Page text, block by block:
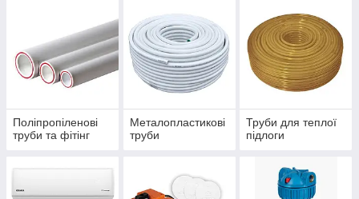
Поліпропіленові
труби та фітінг
Металопластикові
труби
Труби для теплої
підлоги